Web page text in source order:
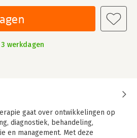
werkdagen
gaat over ontwikkelingen op
diagnostiek, behandeling,
en management. Met deze